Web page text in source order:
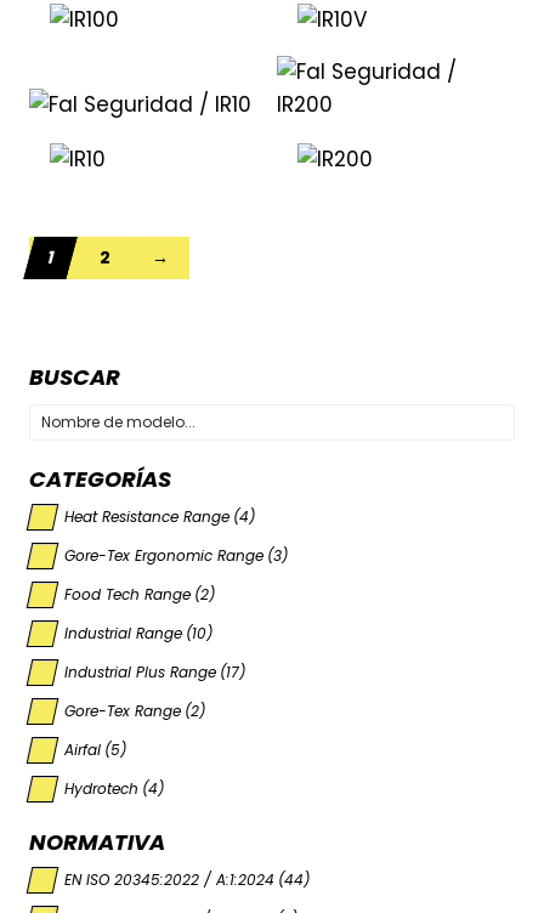
1 2 →
BUSCAR
CATEGORÍAS
Heat Resistance Range (4)
Gore-Tex Ergonomic Range (3)
Food Tech Range (2)
Industrial Range (10)
Industrial Plus Range (17)
Gore-Tex Range (2)
Airfal (5)
Hydrotech (4)
NORMATIVA
EN ISO 20345:2022 / A:1:2024 (44)